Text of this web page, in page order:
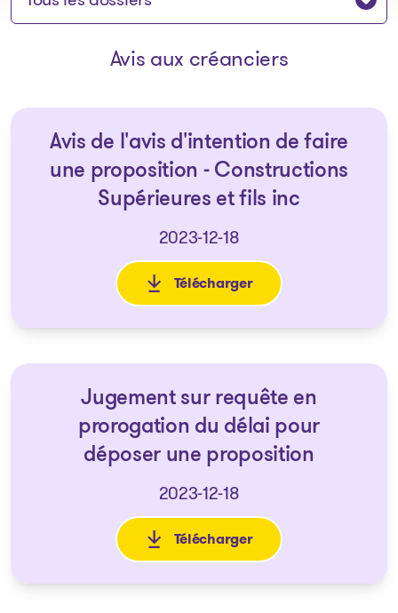
Avis aux créanciers
Avis de l'avis d'intention de faire
une proposition - Constructions
Supérieures et fils inc
2023-12-18
Télécharger
: Avis de l'avis d'intention de
Jugement sur requête en
prorogation du délai pour
déposer une proposition
2023-12-18
Télécharger
: Jugement sur requête en